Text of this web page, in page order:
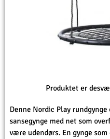
Produktet er
Denne Nordic Play
sansegynge med net som
være udendørs. En gynge